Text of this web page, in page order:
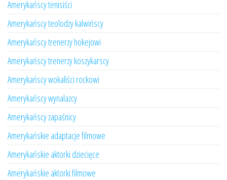
Amerykańscy tenisiści
Amerykańscy teolodzy kalwińscy
Amerykańscy trenerzy hokejowi
Amerykańscy trenerzy koszykarscy
Amerykańscy wokaliści rockowi
Amerykańscy wynalazcy
Amerykańscy zapaśnicy
Amerykańskie adaptacje filmowe
Amerykańskie aktorki dziecięce
Amerykańskie aktorki filmowe